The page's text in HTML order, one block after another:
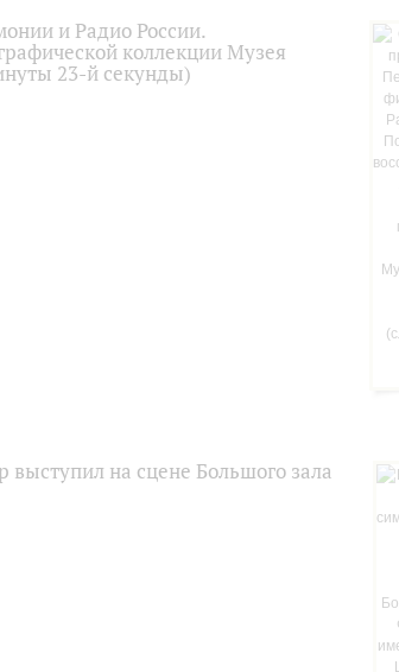
и Радио России.
коллекции Музея
23-й секунды)
выступил на сцене Большого зала